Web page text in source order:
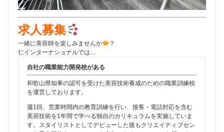
求人募集
一緒に美容師を楽しみませんか
？
仁インターナショナルでは…
自社の職業能力開発校がある
和歌山県知事の認可を受けた美容技術養成のための職業訓練校
を運営しております。
週1回、営業時間内の教育訓練を行い、接客・電話対応を含む
美容技術を1年間で学べる独自のカリキュラムを実施していま
す。スタイリストとしてデビューした後もクリエイティブセン